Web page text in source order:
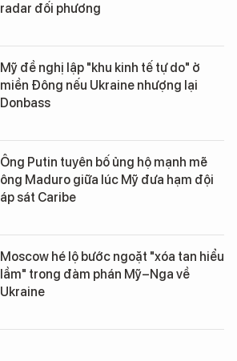
radar đối phương
Mỹ đề nghị lập "khu kinh tế tự do" ở
miền Đông nếu Ukraine nhượng lại
Donbass
Ông Putin tuyên bố ủng hộ mạnh mẽ
ông Maduro giữa lúc Mỹ đưa hạm đội
áp sát Caribe
Moscow hé lộ bước ngoặt "xóa tan hiểu
lầm" trong đàm phán Mỹ–Nga về
Ukraine